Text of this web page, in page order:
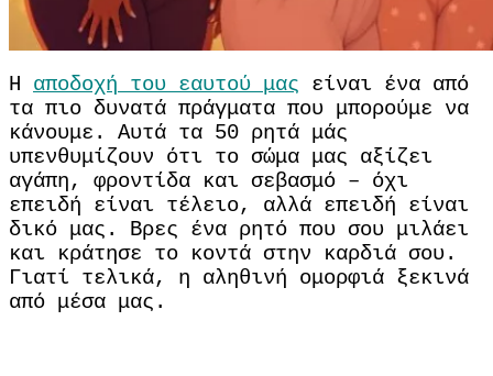
Η αποδοχή του εαυτού μας είναι ένα από
τα πιο δυνατά πράγματα που μπορούμε να
κάνουμε. Αυτά τα 50 ρητά μάς
υπενθυμίζουν ότι το σώμα μας αξίζει
αγάπη, φροντίδα και σεβασμό – όχι
επειδή είναι τέλειο, αλλά επειδή είναι
δικό μας. Βρες ένα ρητό που σου μιλάει
και κράτησε το κοντά στην καρδιά σου.
Γιατί τελικά, η αληθινή ομορφιά ξεκινά
από μέσα μας.